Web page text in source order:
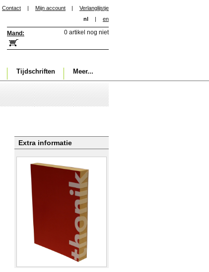
Contact | Mijn account |
Verlanglijstje
nl
| en
Mand: 0 artikel nog niet
Tijdschriften Meer...
Extra informatie